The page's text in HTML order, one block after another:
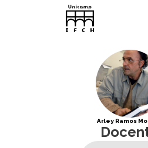
Pular para o conteúdo principal
Arley Ramos